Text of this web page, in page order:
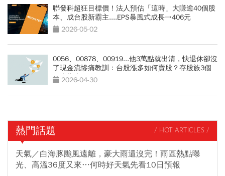
聯發科超狂目標價！法人預估「這時」大賺逾40個股
本、成台股新霸主....EPS暴風式成長→406元
2026-05-02
0056、00878、00919...他3萬點就出清，快退休卻沒
了現金流慘痛教訓：台股漲多如何賣股？存股族3個
穩賺指南
2026-04-30
熱門話題 / HOT ARTICLES /
天氣／白海豚颱風遠離，豪大雨還沒完！雨區熱點曝
光、高溫36度又來…何時好天氣先看10日預報